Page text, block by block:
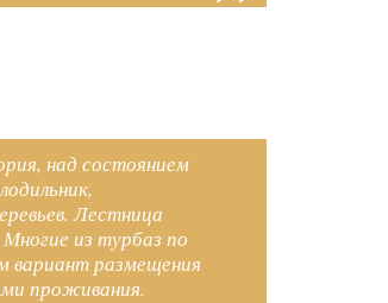
над состоянием
Лестница
из турбаз по
вариант размещения
проживания.